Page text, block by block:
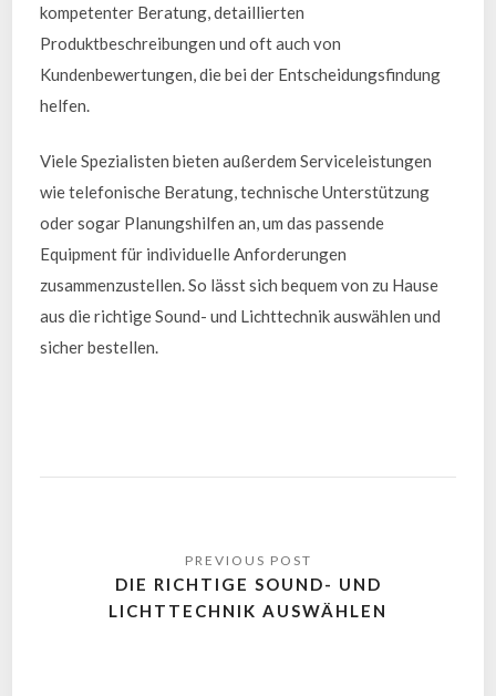
kompetenter Beratung, detaillierten
Produktbeschreibungen und oft auch von
Kundenbewertungen, die bei der Entscheidungsfindung
helfen.
Viele Spezialisten bieten außerdem Serviceleistungen
wie telefonische Beratung, technische Unterstützung
oder sogar Planungshilfen an, um das passende
Equipment für individuelle Anforderungen
zusammenzustellen. So lässt sich bequem von zu Hause
aus die richtige Sound- und Lichttechnik auswählen und
sicher bestellen.
DIE RICHTIGE SOUND- UND
LICHTTECHNIK AUSWÄHLEN